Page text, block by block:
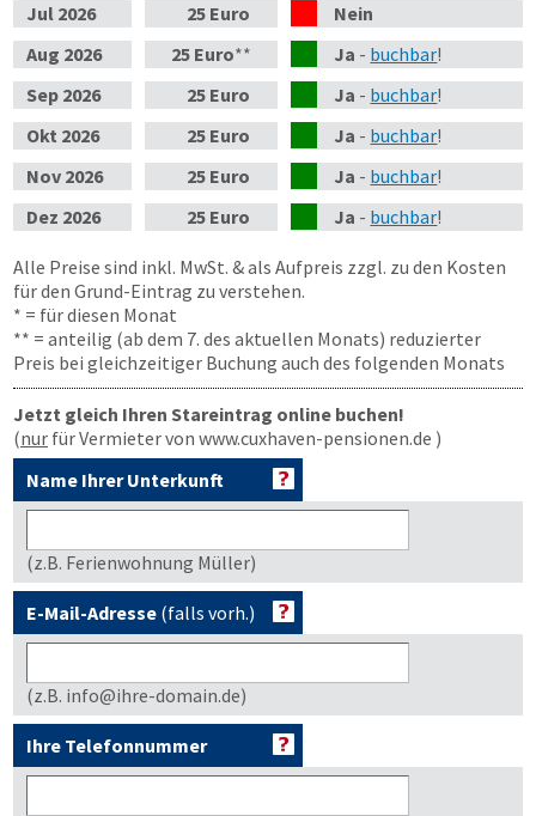
Jul 2026 25 Euro
Nein
Aug 2026 25 Euro** Ja - buchbar!
Sep 2026 25 Euro Ja - buchbar!
Okt 2026 25 Euro Ja - buchbar!
Nov 2026 25 Euro Ja - buchbar!
Dez 2026 25 Euro Ja - buchbar!
Alle Preise sind inkl. MwSt. & als Aufpreis zzgl. zu den Kosten
für den Grund-Eintrag zu verstehen.
* = für diesen Monat
** = anteilig (ab dem 7. des aktuellen Monats) reduzierter
Preis bei gleichzeitiger Buchung auch des folgenden Monats
Jetzt gleich Ihren Stareintrag online buchen!
(nur für Vermieter von www.cuxhaven-pensionen.de )
Name Ihrer Unterkunft
(z.B. Ferienwohnung Müller)
E-Mail-Adresse (falls vorh.)
(z.B. info@ihre-domain.de)
Ihre Telefonnummer